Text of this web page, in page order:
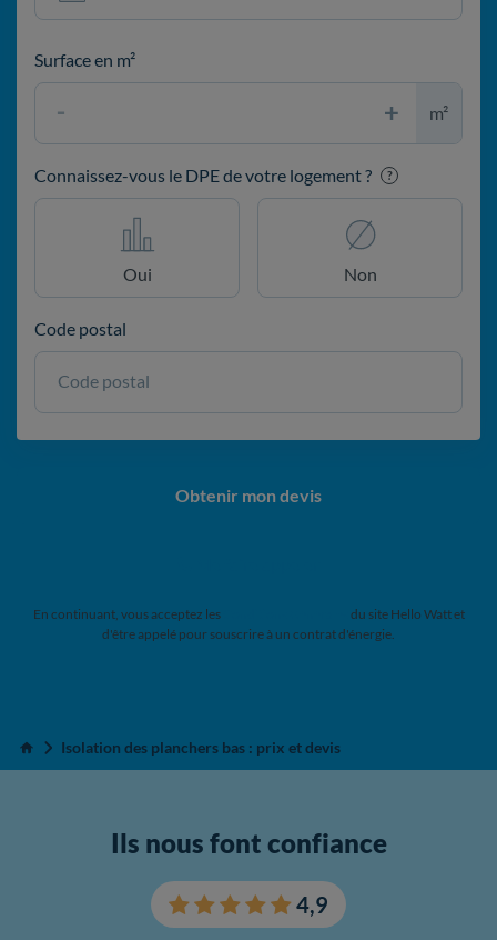
Surface en m²
m²
Connaissez-vous le DPE de votre logement ? ?
Oui Non
Code postal
Code postal
Obtenir mon devis
En continuant, vous acceptez les
du site Hello Watt et
d'être appelé pour souscrire à un contrat d'énergie.
Accueil
Isolation des planchers bas : prix et devis
Ils nous font confiance
4,9